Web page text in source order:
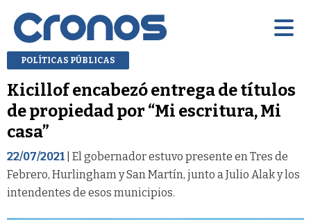
POLÍTICAS PÚBLICAS
Kicillof encabezó entrega de títulos
de propiedad por “Mi escritura, Mi
casa”
22/07/2021 | El gobernador estuvo presente en Tres de
Febrero, Hurlingham y San Martín, junto a Julio Alak y los
intendentes de esos municipios.